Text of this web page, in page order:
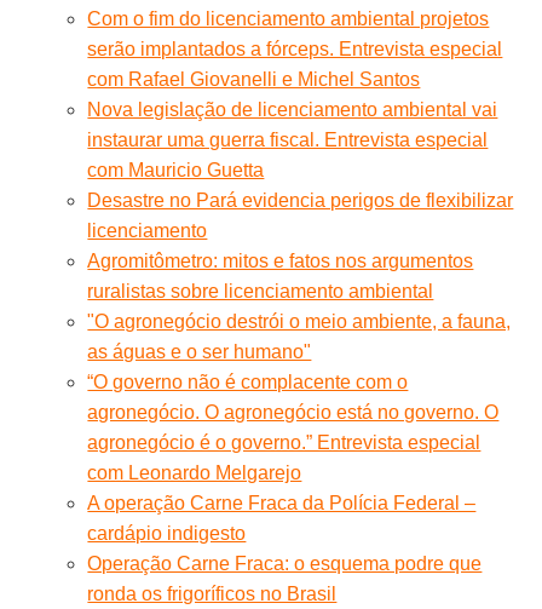
Com o fim do licenciamento ambiental projetos
serão implantados a fórceps. Entrevista especial
com Rafael Giovanelli e Michel Santos
Nova legislação de licenciamento ambiental vai
instaurar uma guerra fiscal. Entrevista especial
com Mauricio Guetta
Desastre no Pará evidencia perigos de flexibilizar
licenciamento
Agromitômetro: mitos e fatos nos argumentos
ruralistas sobre licenciamento ambiental
"O agronegócio destrói o meio ambiente, a fauna,
as águas e o ser humano"
“O governo não é complacente com o
agronegócio. O agronegócio está no governo. O
agronegócio é o governo.” Entrevista especial
com Leonardo Melgarejo
A operação Carne Fraca da Polícia Federal –
cardápio indigesto
Operação Carne Fraca: o esquema podre que
ronda os frigoríficos no Brasil